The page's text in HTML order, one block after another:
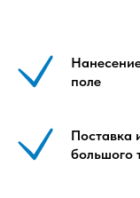
поле
Поставка
большого